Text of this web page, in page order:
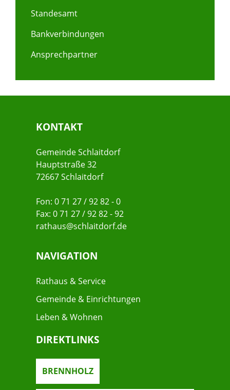
Standesamt
Bankverbindungen
Ansprechpartner
KONTAKT
Gemeinde Schlaitdorf
Hauptstraße 32
72667 Schlaitdorf
Fon: 0 71 27 / 92 82 - 0
Fax: 0 71 27 / 92 82 - 92
rathaus@schlaitdorf.de
NAVIGATION
Rathaus & Service
Gemeinde & Einrichtungen
Leben & Wohnen
DIREKTLINKS
BRENNHOLZ